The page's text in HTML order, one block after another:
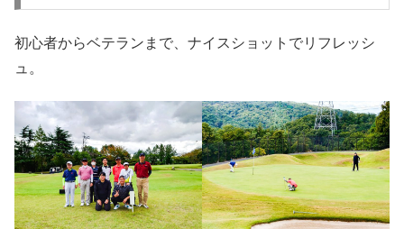
初心者からベテランまで、ナイスショットでリフレッシ
ュ。